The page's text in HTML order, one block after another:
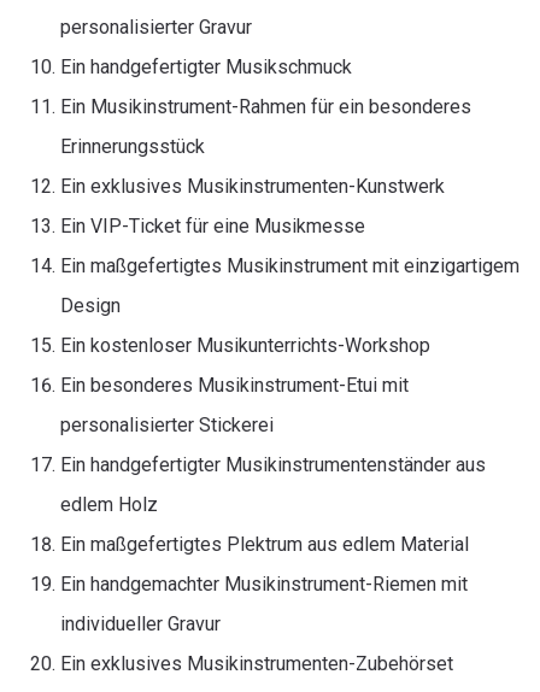
personalisierter Gravur
Ein handgefertigter Musikschmuck
Ein Musikinstrument-Rahmen für ein besonderes
Erinnerungsstück
Ein exklusives Musikinstrumenten-Kunstwerk
Ein VIP-Ticket für eine Musikmesse
Ein maßgefertigtes Musikinstrument mit einzigartigem
Design
Ein kostenloser Musikunterrichts-Workshop
Ein besonderes Musikinstrument-Etui mit
personalisierter Stickerei
Ein handgefertigter Musikinstrumentenständer aus
edlem Holz
Ein maßgefertigtes Plektrum aus edlem Material
Ein handgemachter Musikinstrument-Riemen mit
individueller Gravur
Ein exklusives Musikinstrumenten-Zubehörset